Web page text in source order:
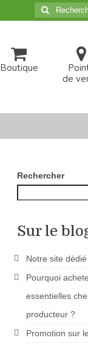
Rechercher
:
Boutique
de
Rechercher
Sur le
Notre site
Pourquoi
essentielles
producteur ?
Promotion sur